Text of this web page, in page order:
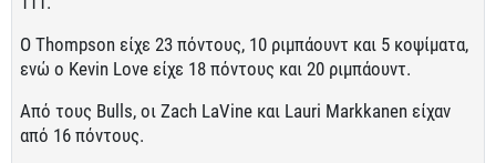
O Thompson είχε 23 πόντους, 10 ριμπάουντ και 5 κοψίματα,
ενώ ο Kevin Love είχε 18 πόντους και 20 ριμπάουντ.
Από τους Bulls, οι Zach LaVine και Lauri Markkanen είχαν
από 16 πόντους.